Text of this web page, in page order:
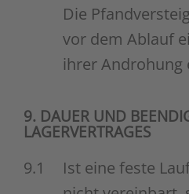
Die
vor dem Ablauf
ihrer Androhung
9. DAUER UND
LAGERVERTRAGES
9.1
Ist eine feste